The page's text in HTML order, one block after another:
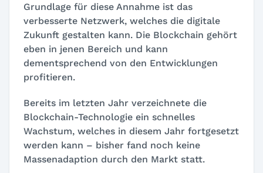
Grundlage für diese Annahme ist das
verbesserte Netzwerk, welches die digitale
Zukunft gestalten kann. Die Blockchain gehört
eben in jenen Bereich und kann
dementsprechend von den Entwicklungen
profitieren.
Bereits im letzten Jahr verzeichnete die
Blockchain-Technologie ein schnelles
Wachstum, welches in diesem Jahr fortgesetzt
werden kann – bisher fand noch keine
Massenadaption durch den Markt statt.